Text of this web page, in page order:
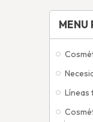
MENU
Líneas